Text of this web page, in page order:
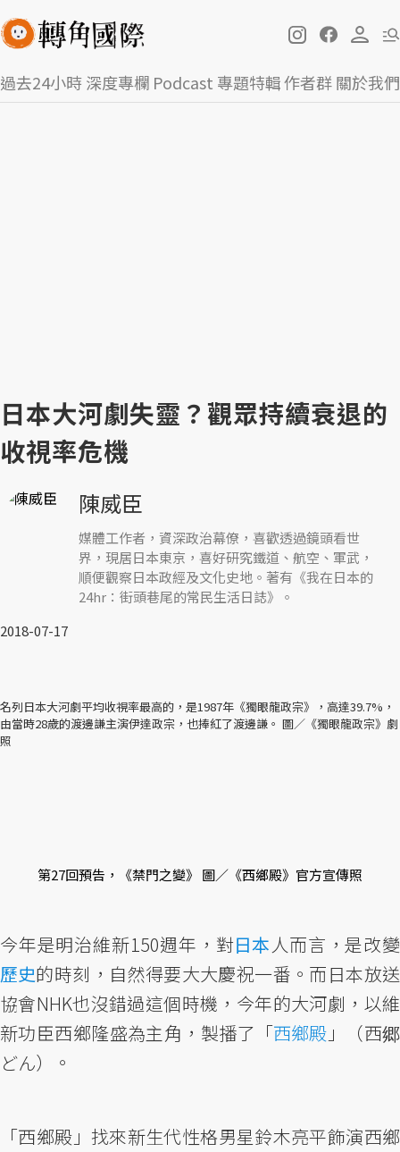
過去24小時深度專欄 Podcast 專題特輯作者群關於我們
日本大河劇失靈？觀眾持續衰退的
收視率危機
陳威臣
媒體工作者，資深政治幕僚，喜歡透過鏡頭看世
界，現居日本東京，喜好研究鐵道、航空、軍武，
順便觀察日本政經及文化史地。著有《我在日本的
24hr：街頭巷尾的常民生活日誌》。
2018-07-17
名列日本大河劇平均收視率最高的，是1987年《獨眼龍政宗》，高達39.7%，
由當時28歲的渡邊謙主演伊達政宗，也捧紅了渡邊謙。 圖／《獨眼龍政宗》劇
照
第27回預告，《禁門之變》 圖／《西鄉殿》官方宣傳照
今年是明治維新150週年，對日本人而言，是改變
歷史的時刻，自然得要大大慶祝一番。而日本放送
協會NHK也沒錯過這個時機，今年的大河劇，以維
新功臣西鄉隆盛為主角，製播了「西鄉殿 」（西郷
どん）。
「西鄉殿」找來新生代性格男星鈴木亮平飾演西鄉